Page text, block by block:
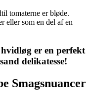
tomaterne er bløde.
eller som en del af en
er en perfekt
delikatesse!
Smagsnuancer